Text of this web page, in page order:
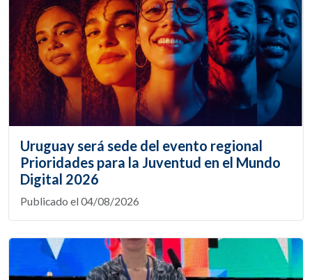
Uruguay será sede del evento regional
Prioridades para la Juventud en el Mundo
Digital 2026
Publicado el 04/08/2026